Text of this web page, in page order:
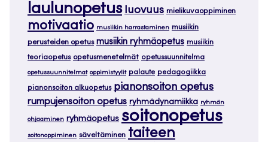
laulunopetus luovuus mielikuvaoppiminen
motivaatio musiikin harrastaminen musiikin
perusteiden opetus musiikin ryhmäopetus musiikin
teoriaopetus opetusmenetelmät opetussuunnitelma
opetussuunnitelmat oppimistyylit palaute pedagogiikka
pianonsoiton alkuopetus pianonsoiton opetus
rumpujensoiton opetus ryhmädynamiikka ryhmän
ohjaaminen ryhmäopetus soitonopetus
soitonoppiminen säveltäminen taiteen